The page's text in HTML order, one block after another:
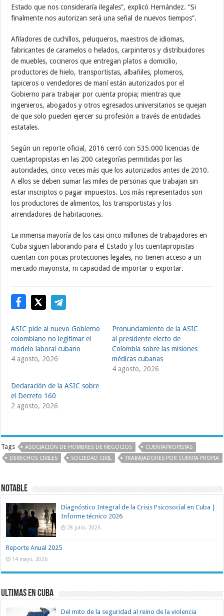
Estado que nos consideraría ilegales”, explicó Hernández. “Si
finalmente nos autorizan será una señal de nuevos tiempos”.
Afiladores de cuchillos, peluqueros, maestros de idiomas,
fabricantes de caramelos o helados, carpinteros y distribuidores
de muebles, cocineros que entregan platos a domicilio,
productores de hielo, transportistas, albañiles, plomeros,
tapiceros o vendedores de maní están autorizados por el
Gobierno para trabajar por cuenta propia; mientras que
ingenieros, abogados y otros egresados universitarios se quejan
de que solo pueden ejercer su profesión a través de entidades
estatales.
Según un reporte oficial, 2016 cerró con 535.000 licencias de
cuentapropistas en las 200 categorías permitidas por las
autoridades, cinco veces más que los autorizados antes de 2010.
A ellos se deben sumar las miles de personas que trabajan sin
estar inscriptos o pagar impuestos. Los más representados son
los productores de alimentos, los transportistas y los
arrendadores de habitaciones.
La inmensa mayoría de los casi cinco millones de trabajadores en
Cuba siguen laborando para el Estado y los cuentapropistas
cuentan con pocas protecciones legales, no tienen acceso a un
mercado mayorista, ni capacidad de importar o exportar.
ASIC pide al nuevo Gobierno
colombiano no legitimar el
modelo laboral cubano
4 agosto, 2026
Pronunciamiento de la ASIC
al presidente electo de
Colombia sobre las misiones
médicas cubanas
4 agosto, 2026
Declaración de la ASIC sobre
el Decreto 160
2 agosto, 2026
Tags ASOCIACIÓN DE HOMBRES DE NEGOCIOS
CUENTAPROPISTAS
DERECHOS CIVILES
SOCIEDAD CIVIL TRABAJADORES POR CUENTA PROPIA
Notable
Diagnóstico Integral de la Crisis Psicosocial en Cuba |
Informe técnico 2026
28 julio, 2026
Reporte Anual 2025
14 mayo, 2026
Ultimas en Cuba
Del mito de la seguridad al reino de la violencia